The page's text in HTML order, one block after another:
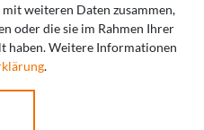
WIR BERATEN SIE
0
weiteren Daten zusammen,
oder die sie im Rahmen Ihrer
haben. Weitere Informationen
.